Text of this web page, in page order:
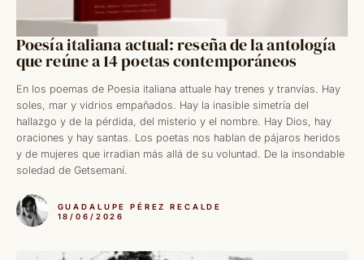
Poesía italiana actual: reseña de la antología
que reúne a 14 poetas contemporáneos
En los poemas de Poesia italiana attuale hay trenes y tranvías. Hay
soles, mar y vidrios empañados. Hay la inasible simetría del
hallazgo y de la pérdida, del misterio y el nombre. Hay Dios, hay
oraciones y hay santas. Los poetas nos hablan de pájaros heridos
y de mujeres que irradian más allá de su voluntad. De la insondable
soledad de Getsemaní.
GUADALUPE PÉREZ RECALDE
18/06/2026